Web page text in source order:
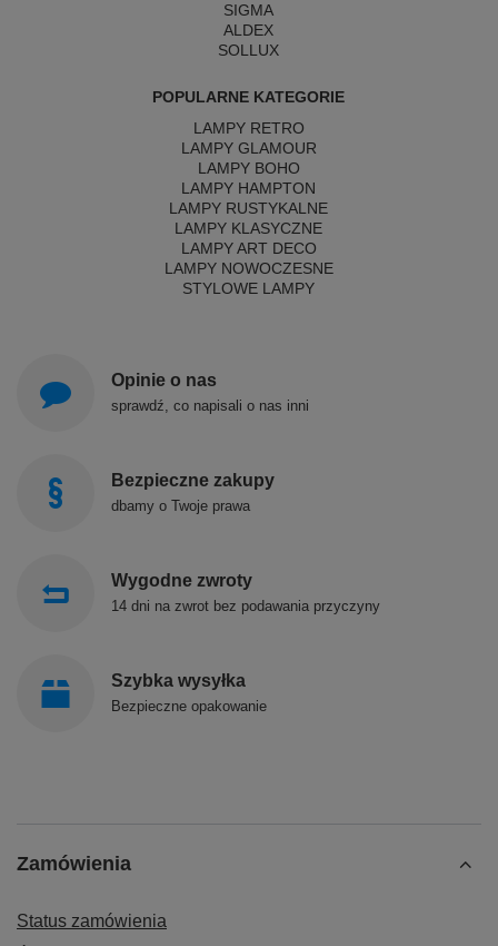
SIGMA
ALDEX
SOLLUX
POPULARNE KATEGORIE
LAMPY RETRO
LAMPY GLAMOUR
LAMPY BOHO
LAMPY HAMPTON
LAMPY RUSTYKALNE
LAMPY KLASYCZNE
LAMPY ART DECO
LAMPY NOWOCZESNE
STYLOWE LAMPY
Opinie o nas
sprawdź, co napisali o nas inni
Bezpieczne zakupy
dbamy o Twoje prawa
Wygodne zwroty
14 dni na zwrot bez podawania przyczyny
Szybka wysyłka
Bezpieczne opakowanie
Zamówienia
Status zamówienia